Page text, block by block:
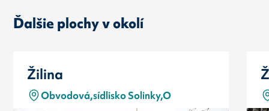
Ďalšie plochy v okolí
Žilina
Obvodová,sídlisko Solinky,O